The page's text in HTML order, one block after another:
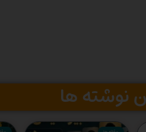
نوشته ها